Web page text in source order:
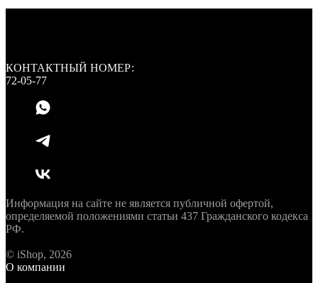
КОНТАКТНЫЙ НОМЕР:
72-05-77
Информация на сайте не является публичной офертой,
определяемой положениями статьи 437 Гражданского кодекса
РФ.
© iShop, 2026
О компании